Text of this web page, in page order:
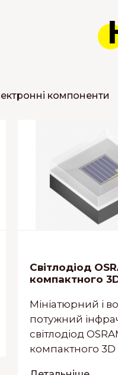
компоненти
Світлодіод
компактного
Мініатюрний і
потужний
світлодіод
компактного